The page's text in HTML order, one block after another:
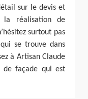
sur le devis et
la réalisation de
surtout pas
se trouve dans
à Artisan Claude
de façade qui est